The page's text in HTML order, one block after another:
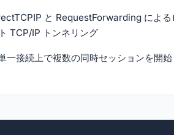
と RequestForwarding による
TCP/IP トンネリング
一接続上で複数の同時セッションを開始